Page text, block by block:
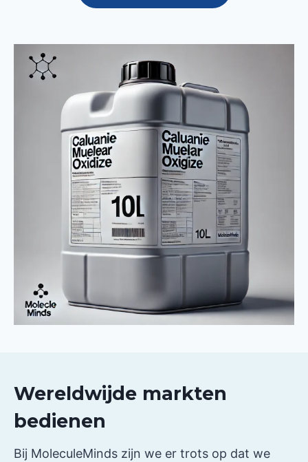
Wereldwijde markten
bedienen
Bij MoleculeMinds zijn we er trots op dat we